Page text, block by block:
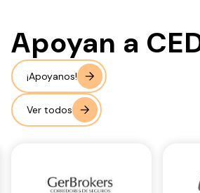
Apoyan a
¡Apoyanos!
Ver todos